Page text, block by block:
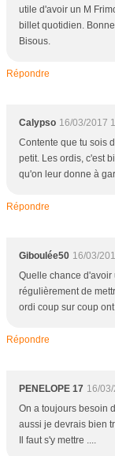
utile d'avoir un M
billet quotidien.
Bisous.
Répondre
Calypso 16/03/2017
Contente que tu sois
petit. Les ordis, c'est
qu'on leur donne à
Répondre
Giboulée50 16/03/
Quelle chance d'avoir
régulièrement de
ordi coup sur coup
Répondre
PENELOPE 17 16/
On a toujours besoin
aussi je devrais bien
Il faut s'y mettre ....